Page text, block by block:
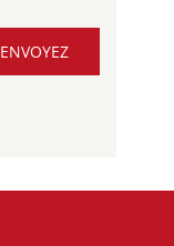
ENVOYEZ